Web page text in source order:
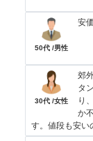
50代 /男性
安
30代 /女性
郊
タ
り
か
す。値段も安い